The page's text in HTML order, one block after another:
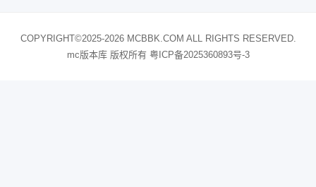
COPYRIGHT©2025-2026 MCBBK.COM ALL RIGHTS RESERVED.
mc版本库 版权所有 粤ICP备2025360893号-3